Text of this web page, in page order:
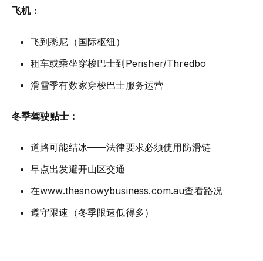
飞机：
飞到悉尼（国际枢纽）
租车或乘坐穿梭巴士到Perisher/Thredbo
滑雪季有数家穿梭巴士服务运营
冬季驾驶贴士：
道路可能结冰——法律要求必须使用防滑链
早点出发避开山区交通
在www.thesnowybusiness.com.au查看路况
遵守限速（冬季限速低得多）